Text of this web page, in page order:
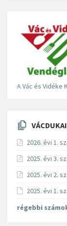
A Vác és Vidéke
2026. évi 1.
2025. évi 3.
2025. évi 2.
2025. évi 1.
régebbi